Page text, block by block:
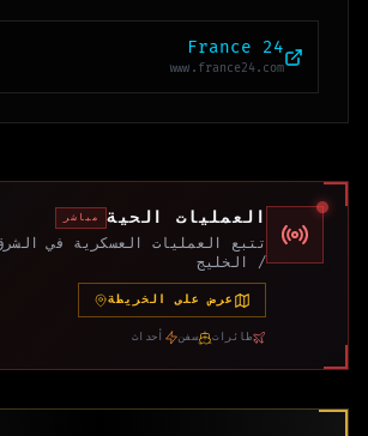
France 24
www.france24.com
العمليات الحية مباشر
تتبع العمليات العسكرية في
/ الخليج
عرض على الخريطة
طائرات سفن أحداث